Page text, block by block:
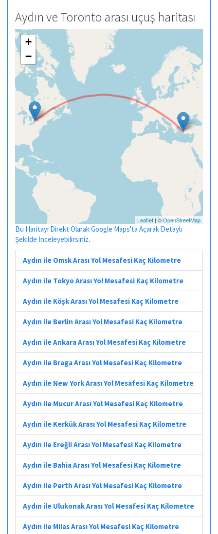
Aydın ve Toronto arası uçuş haritası
+
−
Leaflet | ©OpenStreetMap
Bu Haritayı Direkt Olarak Google Maps'ta Açarak Detaylı
Şekilde İnceleyebilirsiniz.
Aydın ile Omsk Arası Yol Mesafesi Kaç Kilometre
Aydın ile Tokyo Arası Yol Mesafesi Kaç Kilometre
Aydın ile Köşk Arası Yol Mesafesi Kaç Kilometre
Aydın ile Berlin Arası Yol Mesafesi Kaç Kilometre
Aydın ile Ankara Arası Yol Mesafesi Kaç Kilometre
Aydın ile Braga Arası Yol Mesafesi Kaç Kilometre
Aydın ile New York Arası Yol Mesafesi Kaç Kilometre
Aydın ile Mucur Arası Yol Mesafesi Kaç Kilometre
Aydın ile Kerkük Arası Yol Mesafesi Kaç Kilometre
Aydın ile Ereğli Arası Yol Mesafesi Kaç Kilometre
Aydın ile Bahia Arası Yol Mesafesi Kaç Kilometre
Aydın ile Perth Arası Yol Mesafesi Kaç Kilometre
Aydın ile Ulukonak Arası Yol Mesafesi Kaç Kilometre
Aydın ile Milas Arası Yol Mesafesi Kaç Kilometre